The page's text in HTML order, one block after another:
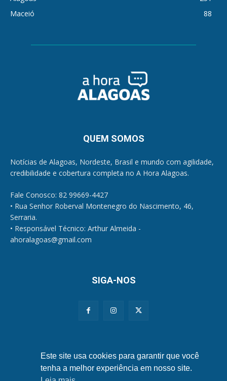
Maceió
88
QUEM SOMOS
Notícias de Alagoas, Nordeste, Brasil e mundo com agilidade,
credibilidade e cobertura completa no A Hora Alagoas.
Fale Conosco: 82 99669-4427
• Rua Senhor Roberval Montenegro do Nascimento, 46,
Serraria.
• Responsável Técnico: Arthur Almeida -
ahoralagoas@gmail.com
SIGA-NOS
Este site usa cookies para garantir que você
tenha a melhor experiência em nosso site.